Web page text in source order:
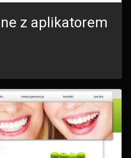
z aplikatorem